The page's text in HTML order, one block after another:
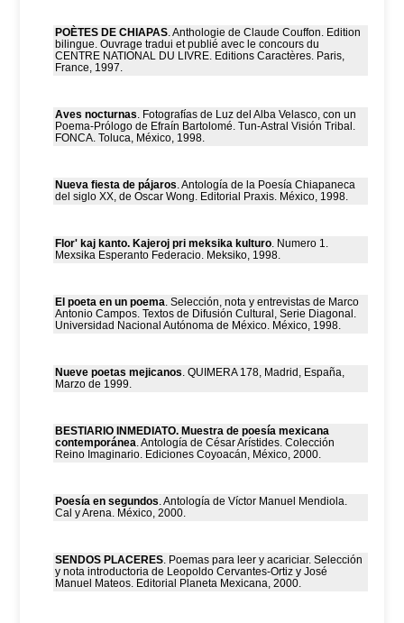
POÈTES DE CHIAPAS. Anthologie de Claude Couffon. Edition
bilingue. Ouvrage tradui et publié avec le concours du
CENTRE NATIONAL DU LIVRE. Editions Caractères. Paris,
France, 1997.
Aves nocturnas. Fotografías de Luz del Alba Velasco, con un
Poema-Prólogo de Efraín Bartolomé. Tun-Astral Visión Tribal.
FONCA. Toluca, México, 1998.
Nueva fiesta de pájaros. Antología de la Poesía Chiapaneca
del siglo XX, de Oscar Wong. Editorial Praxis. México, 1998.
Flor' kaj kanto. Kajeroj pri meksika kulturo. Numero 1.
Mexsika Esperanto Federacio. Meksiko, 1998.
El poeta en un poema. Selección, nota y entrevistas de Marco
Antonio Campos. Textos de Difusión Cultural, Serie Diagonal.
Universidad Nacional Autónoma de México. México, 1998.
Nueve poetas mejicanos. QUIMERA 178, Madrid, España,
Marzo de 1999.
BESTIARIO INMEDIATO. Muestra de poesía mexicana
contemporánea. Antología de César Arístides. Colección
Reino Imaginario. Ediciones Coyoacán, México, 2000.
Poesía en segundos. Antología de Víctor Manuel Mendiola.
Cal y Arena. México, 2000.
SENDOS PLACERES. Poemas para leer y acariciar. Selección
y nota introductoria de Leopoldo Cervantes-Ortiz y José
Manuel Mateos. Editorial Planeta Mexicana, 2000.